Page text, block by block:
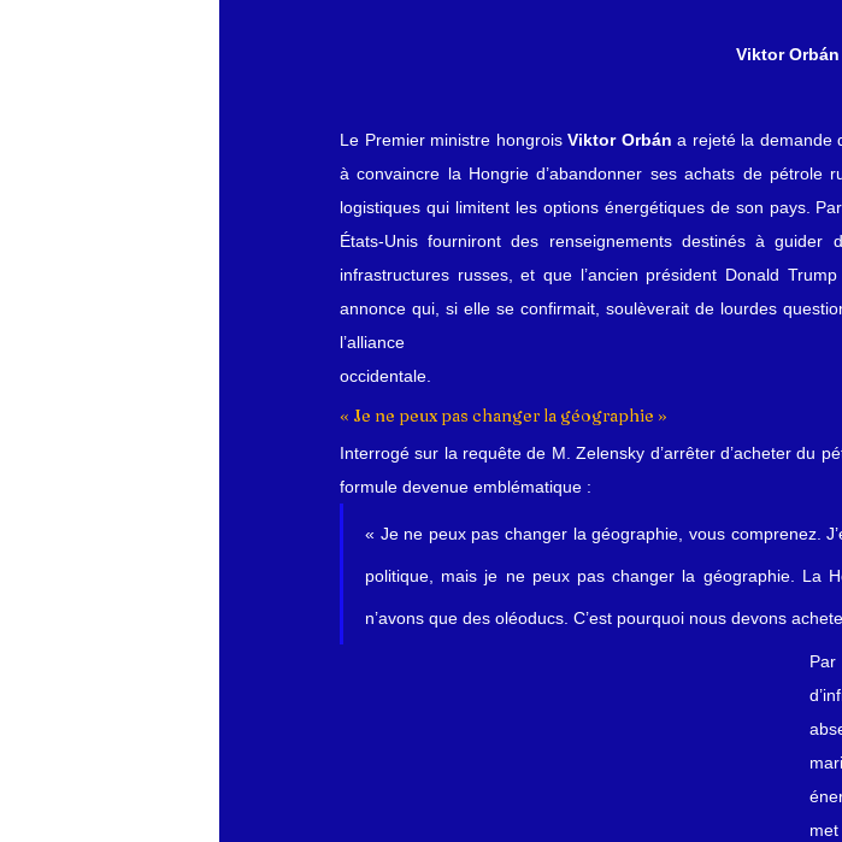
Viktor Orbán
Le Premier ministre hongrois Viktor Orbán a rejeté la demande
à convaincre la Hongrie d’abandonner ses achats de pétrole
logistiques qui limitent les options énergétiques de son pays.
États‑Unis fourniront des renseignements destinés à
infrastructures russes, et que l’ancien président Donald
annonce qui, si elle se confirmait, soulèverait de lourdes
l’alliance
occidentale.
« Je ne peux pas changer la géographie »
Interrogé sur la requête de M. Zelensky d’arrêter d’acheter du
formule devenue emblématique :
« Je ne peux pas changer la géographie, vous comprenez.
politique, mais je ne peux pas changer la géographie. La
n’avons que des oléoducs. C’est pourquoi nous devons